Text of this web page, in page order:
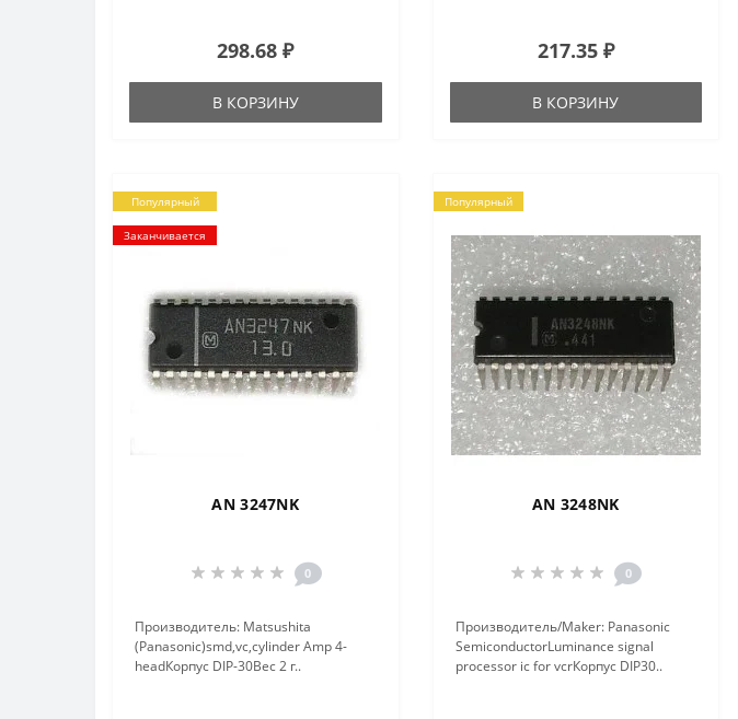
298.68 ₽
В КОРЗИНУ
217.35 ₽
В КОРЗИНУ
Популярный
Заканчивается
AN 3247NK
0
Производитель: Matsushita
(Panasonic)smd,vc,cylinder Amp 4-
headКорпус DIP-30Вес 2 г..
Популярный
AN 3248NK
0
Производитель/Maker: Panasonic
SemiconductorLuminance signal
processor ic for vcrКорпус DIP30..